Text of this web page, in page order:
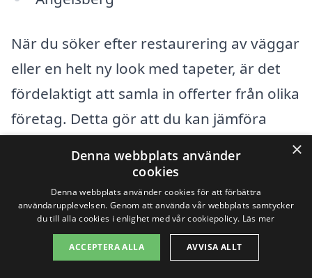
När du söker efter restaurering av väggar
eller en helt ny look med tapeter, är det
fördelaktigt att samla in offerter från olika
företag. Detta gör att du kan jämföra
lösningen för just dina behov. Genom att
använda en plattform som tapetsering-
pris.se kan du enkelt få kontakt med
professionella tapetserare i ditt område.
×
Denna webbplats använder
cookies
Denna webbplats använder cookies för att förbättra
användarupplevelsen. Genom att använda vår webbplats samtycker
du till alla cookies i enlighet med vår cookiepolicy. Läs mer
ACCEPTERA ALLA AVVISA ALLT